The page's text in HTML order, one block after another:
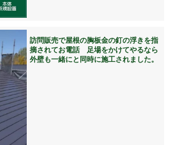
訪問販売で屋根の胸板金の釘の浮きを指
摘されてお電話 足場をかけてやるなら
外壁も一緒にと同時に施工されました。